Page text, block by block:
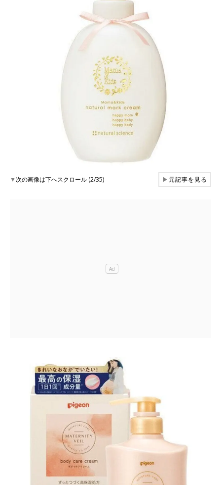
▼次の画像は下へスクロール (2/35) ▶元記事を見る